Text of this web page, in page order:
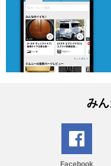
み
Facebook